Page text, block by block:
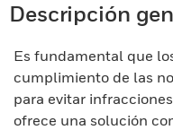
Descripción
Es fundamental que
cumplimiento de las
para evitar
ofrece una solución